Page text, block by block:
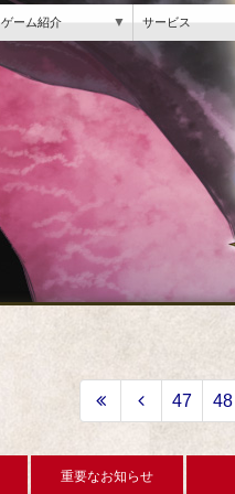
ゲーム紹介 ▼ サービス
47 48
重要なお知らせ